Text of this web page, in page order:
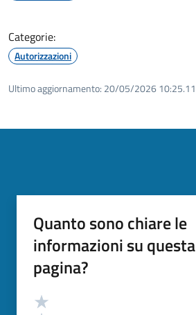
Categorie:
Autorizzazioni
Ultimo aggiornamento: 20/05/2026 10:25.11
Quanto sono chiare le
informazioni su questa
pagina?
Valutazione